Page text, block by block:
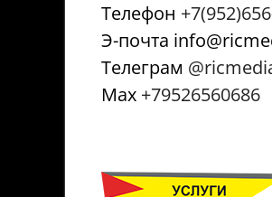
Телефон
Э-почта
Телеграм
Мах +79526560686